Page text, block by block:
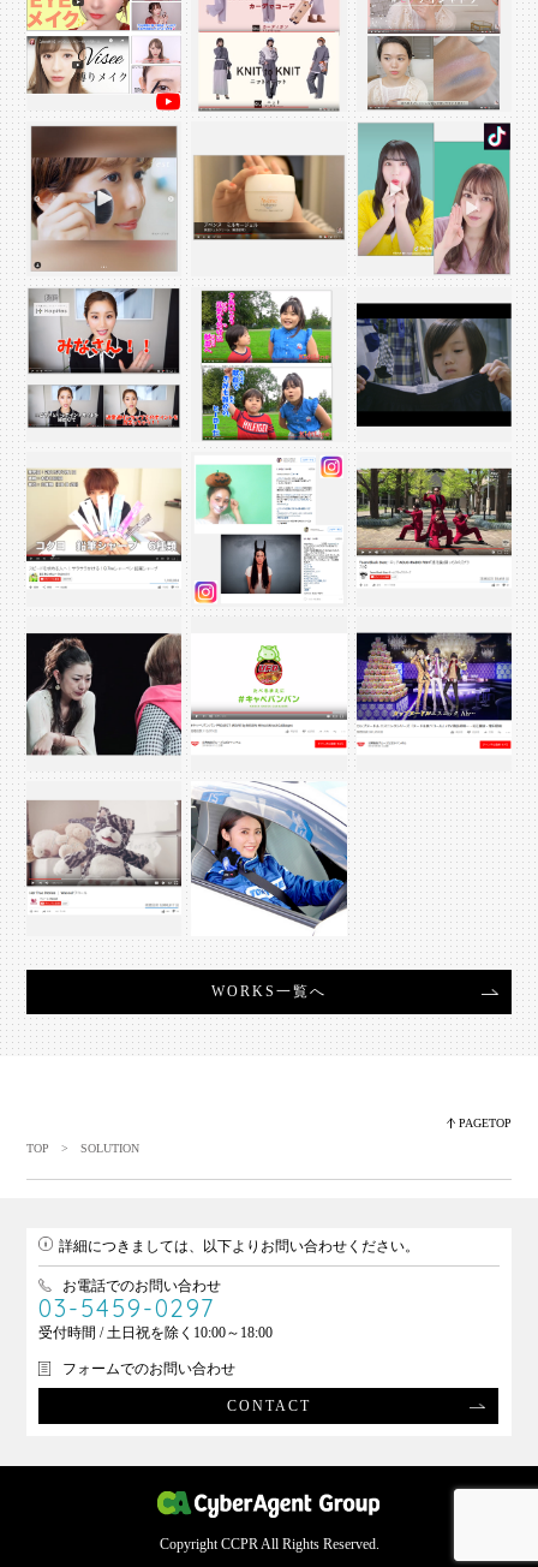
WORKS一覧へ
PAGETOP
TOP
> SOLUTION
詳細につきましては、以下よりお問い合わせください。
お電話でのお問い合わせ
03-5459-0297
受付時間 / 土日祝を除く10:00～18:00
フォームでのお問い合わせ
CONTACT
Copyright CCPR All Rights Reserved.